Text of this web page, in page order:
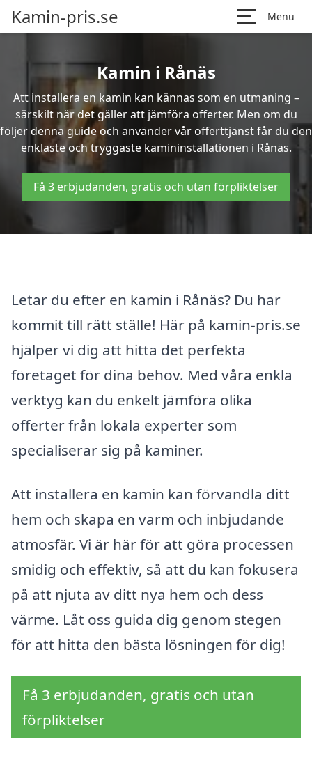
Kamin-pris.se Menu
Kamin i Rånäs
Att installera en kamin kan kännas som en utmaning –
särskilt när det gäller att jämföra offerter. Men om du
följer denna guide och använder vår offerttjänst får du den
enklaste och tryggaste kamininstallationen i Rånäs.
Få 3 erbjudanden, gratis och utan förpliktelser
Letar du efter en kamin i Rånäs? Du har
kommit till rätt ställe! Här på kamin-pris.se
hjälper vi dig att hitta det perfekta
företaget för dina behov. Med våra enkla
verktyg kan du enkelt jämföra olika
offerter från lokala experter som
specialiserar sig på kaminer.
Att installera en kamin kan förvandla ditt
hem och skapa en varm och inbjudande
atmosfär. Vi är här för att göra processen
smidig och effektiv, så att du kan fokusera
på att njuta av ditt nya hem och dess
värme. Låt oss guida dig genom stegen
för att hitta den bästa lösningen för dig!
Få 3 erbjudanden, gratis och utan
förpliktelser